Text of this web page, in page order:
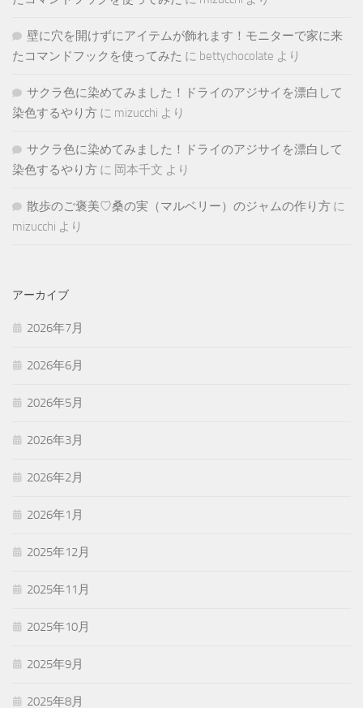
壁に穴を開けずにアイテムが飾れます！モニターで家に来
たコマンドフックを使ってみた に bettychocolate より
サクラ色に染めてみました！ドライのアジサイを漂白して
染色するやり方 に mizucchi より
サクラ色に染めてみました！ドライのアジサイを漂白して
染色するやり方 に 岡本千文 より
散歩のご褒美♡桑の実（マルベリー）のジャムの作り方 に
mizucchi より
アーカイブ
2026年7月
2026年6月
2026年5月
2026年3月
2026年2月
2026年1月
2025年12月
2025年11月
2025年10月
2025年9月
2025年8月